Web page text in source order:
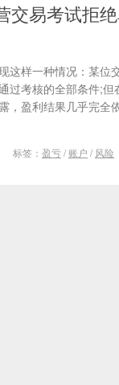
交易考试拒
这样一种情况：某位
过考核的全部条件;
，盈利结果几乎完全
标签： 盈亏/ 账户 / 风险